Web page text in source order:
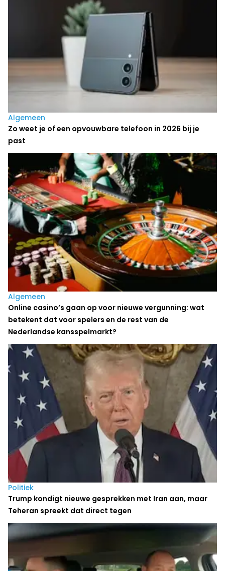
Algemeen
Zo weet je of een opvouwbare telefoon in 2026 bij je
past
Algemeen
Online casino’s gaan op voor nieuwe vergunning: wat
betekent dat voor spelers en de rest van de
Nederlandse kansspelmarkt?
Politiek
Trump kondigt nieuwe gesprekken met Iran aan, maar
Teheran spreekt dat direct tegen